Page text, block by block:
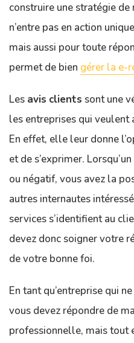
construire une stratégie
n’entre pas en action
mais aussi pour toute
permet de bien gérer la e-
Les avis clients sont une
les entreprises qui
En effet, elle leur donne
et de s’exprimer.
ou négatif, vous avez la
autres internautes
services s’identifient au
devez donc soigner votre
de votre bonne foi.
En tant qu’entreprise qui
vous devez répondre de
professionnelle, mais tout